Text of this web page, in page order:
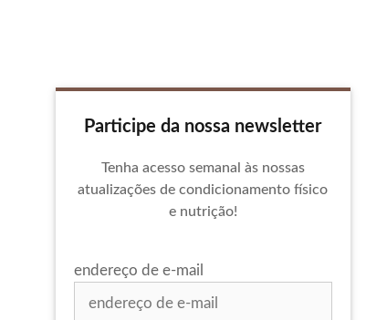
Participe da nossa newsletter
Tenha acesso semanal às nossas
atualizações de condicionamento físico
e nutrição!
endereço de e-mail